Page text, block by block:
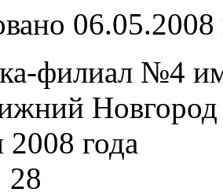
06.05.2008
филиал №4
Новгород
2008 года
28